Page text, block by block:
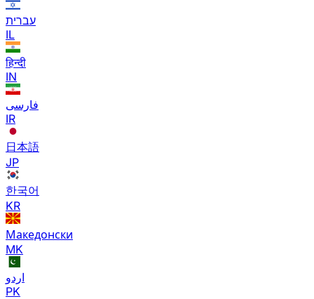
עברית
IL
हिन्दी
IN
فارسی
IR
日本語
JP
한국어
KR
Македонски
MK
اردو
PK